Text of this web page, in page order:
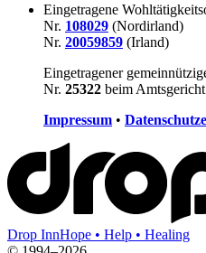
Eingetragene
Nr. 108029 (Nordirland)
Nr. 20059859 (Irland)
Eingetragener
Nr. 25322 beim
Impressum •
Drop InnHope • Help • Healing